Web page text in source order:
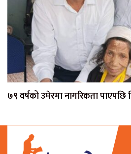
७९ वर्षको उमेरमा नागरिकता